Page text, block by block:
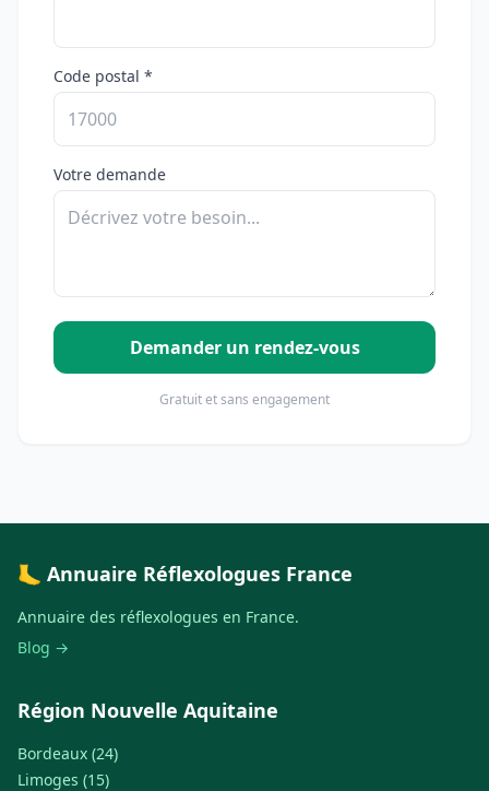
Code postal *
Votre demande
Demander un rendez-vous
Gratuit et sans engagement
🦶 Annuaire Réflexologues France
Annuaire des réflexologues en France.
Blog →
Région Nouvelle Aquitaine
Bordeaux (24)
Limoges (15)